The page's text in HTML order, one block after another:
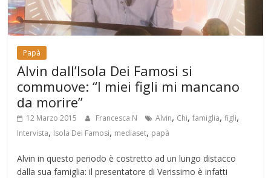
Papà
Alvin dall’Isola Dei Famosi si
commuove: “I miei figli mi mancano
da morire”
12 Marzo 2015 Francesca N Alvin, Chi,famiglia,figli,
Intervista, Isola Dei Famosi, mediaset, papà
Alvin in questo periodo è costretto ad un lungo distacco
dalla sua famiglia: il presentatore di Verissimo è infatti